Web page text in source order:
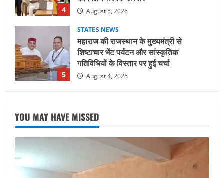
5 August 4, 2026
1
UTTARAKHAND NEWS
जिलाधिकारी/जिला निर्वाचन अधिकारी ने
सहसपुर विधानसभा क्षेत्र के पोलिंग बूथों का
निरीक्षण कर एसआईआर आपत्ति निस्तारण
शिविर की व्यवस्थाओं का लिया जायजा
2
तीलू रौतेली पुरस्कार के लिए 13 वीरांगनाओं का
चयन : रेखा आर्या
August 6, 2026
UTTARAKHAND NEWS
मिस उत्तराखंड 2026 के सब-कॉन्टेस्ट ‘मिस
YOU MAY HAVE MISSED